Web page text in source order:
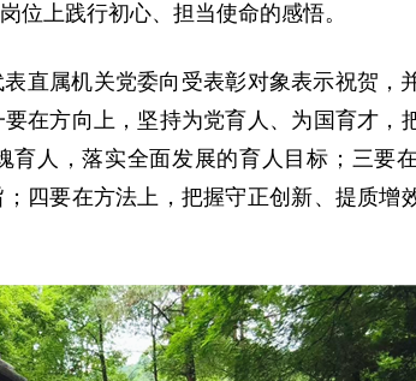
位上践行初心、担当使命的感悟。
直属机关党委向受表彰对象表示祝贺，
在方向上，坚持为党育人、为国育才，
育人，落实全面发展的育人目标；三要
四要在方法上，把握守正创新、提质增